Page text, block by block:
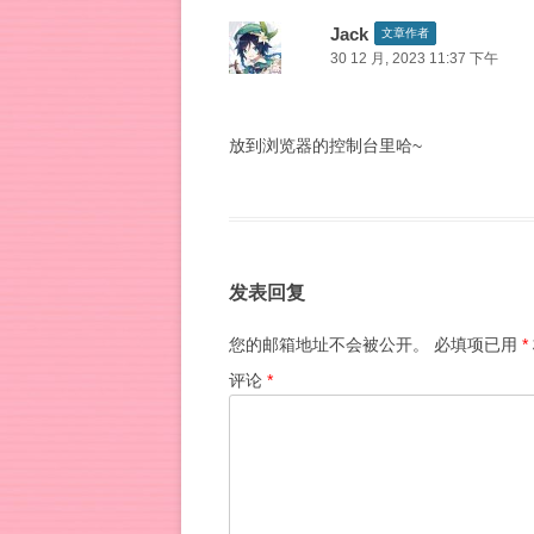
Jack 文章作者
30 12 月, 2023 11:37 下午
放到浏览器的控制台里哈~
发表回复
您的邮箱地址不会被公开。 必填项已用 *
评论 *